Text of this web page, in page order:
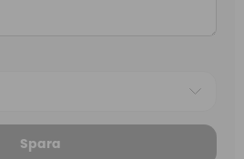
Spara